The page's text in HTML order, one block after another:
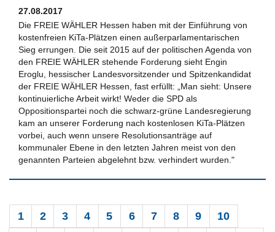
27.08.2017
Die FREIE WÄHLER Hessen haben mit der Einführung von
kostenfreien KiTa-Plätzen einen außerparlamentarischen
Sieg errungen. Die seit 2015 auf der politischen Agenda von
den FREIE WÄHLER stehende Forderung sieht Engin
Eroglu, hessischer Landesvorsitzender und Spitzenkandidat
der FREIE WÄHLER Hessen, fast erfüllt: „Man sieht: Unsere
kontinuierliche Arbeit wirkt! Weder die SPD als
Oppositionspartei noch die schwarz-grüne Landesregierung
kam an unserer Forderung nach kostenlosen KiTa-Plätzen
vorbei, auch wenn unsere Resolutionsanträge auf
kommunaler Ebene in den letzten Jahren meist von den
genannten Parteien abgelehnt bzw. verhindert wurden."
1 2 3 4 5 6 7 8 9
10